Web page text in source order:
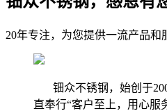
20年专注，为您提供一流产品
钿众不锈钢，始创于
直奉行“客户至上，用心服